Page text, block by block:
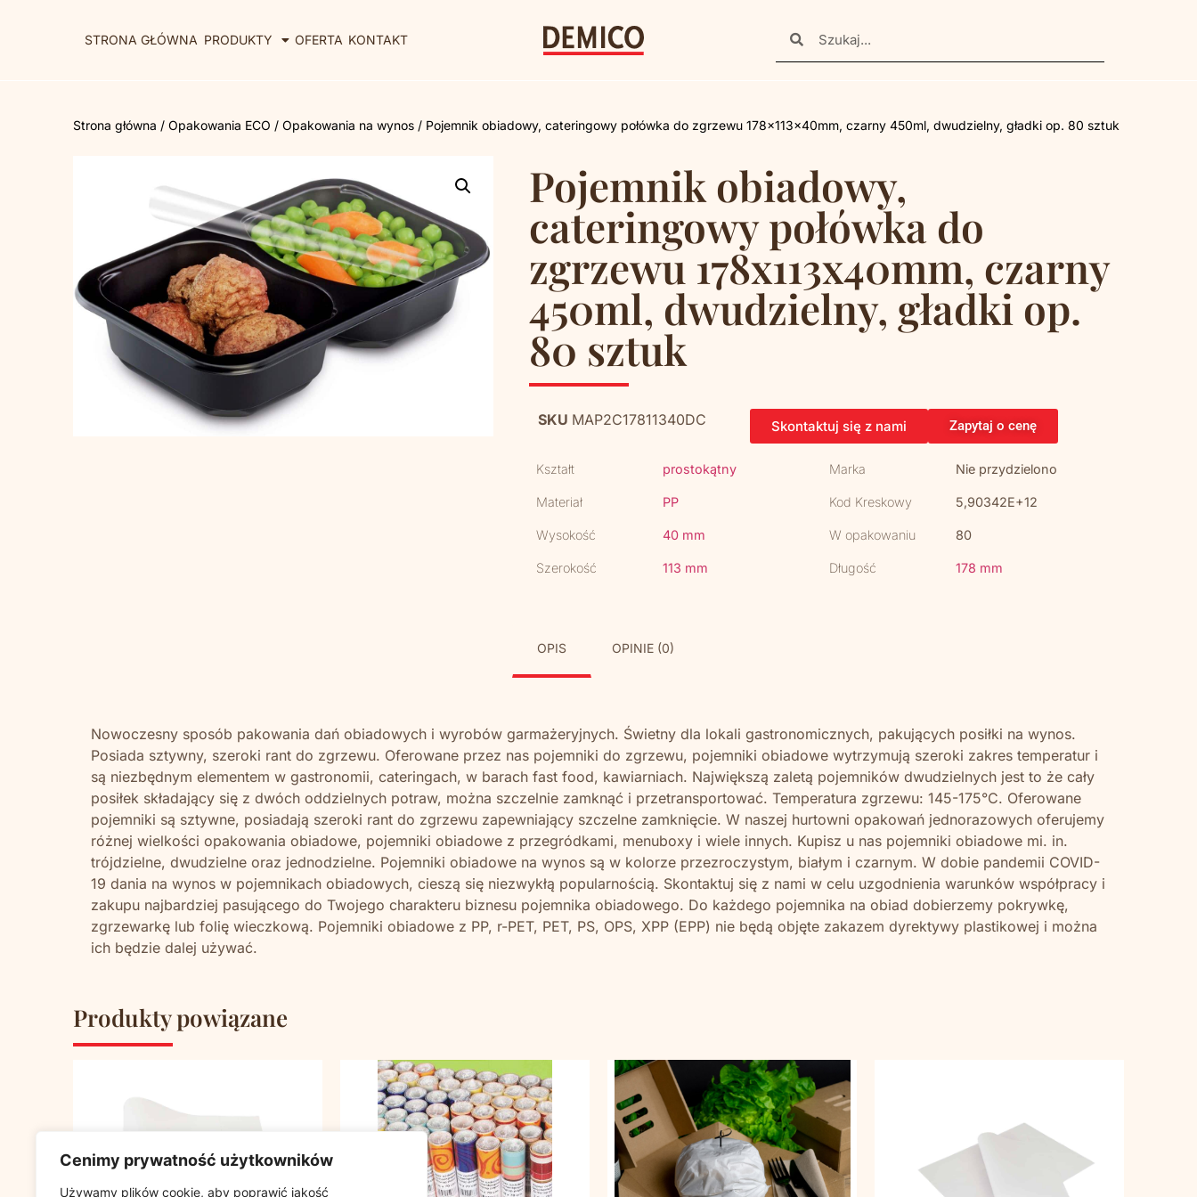
Cenimy prywatność użytkowników
Używamy plików cookie, aby poprawić jakość
STRONA GŁÓWNA PRODUKTY OFERTA KONTAKT
Strona główna / Opakowania ECO / Opakowania na wynos / Pojemnik obiadowy, cateringowy połówka do zgrzewu 178x113x40mm, czarny 450ml, dwudzielny, gładki op. 80 sztuk
Pojemnik obiadowy,
cateringowy połówka do
zgrzewu 178x113x40mm, czarny
450ml, dwudzielny, gładki op.
80 sztuk
SKU MAP2C17811340DC Skontaktuj się z nami Zapytaj o cenę
Kształt prostokątny Marka Nie przydzielono
Materiał PP Kod Kreskowy 5,90342E+12
Wysokość 40 mm W opakowaniu 80
Szerokość 113 mm Długość 178 mm
OPIS OPINIE (0)
Nowoczesny sposób pakowania dań obiadowych i wyrobów garmażeryjnych. Świetny dla lokali gastronomicznych, pakujących posiłki na wynos.
Posiada sztywny, szeroki rant do zgrzewu. Oferowane przez nas pojemniki do zgrzewu, pojemniki obiadowe wytrzymują szeroki zakres temperatur i
są niezbędnym elementem w gastronomii, cateringach, w barach fast food, kawiarniach. Największą zaletą pojemników dwudzielnych jest to że cały
posiłek składający się z dwóch oddzielnych potraw, można szczelnie zamknąć i przetransportować. Temperatura zgrzewu: 145-175°C. Oferowane
pojemniki są sztywne, posiadają szeroki rant do zgrzewu zapewniający szczelne zamknięcie. W naszej hurtowni opakowań jednorazowych oferujemy
różnej wielkości opakowania obiadowe, pojemniki obiadowe z przegródkami, menuboxy i wiele innych. Kupisz u nas pojemniki obiadowe mi. in.
trójdzielne, dwudzielne oraz jednodzielne. Pojemniki obiadowe na wynos są w kolorze przezroczystym, białym i czarnym. W dobie pandemii COVID-
19 dania na wynos w pojemnikach obiadowych, cieszą się niezwykłą popularnością. Skontaktuj się z nami w celu uzgodnienia warunków współpracy i
zakupu najbardziej pasującego do Twojego charakteru biznesu pojemnika obiadowego. Do każdego pojemnika na obiad dobierzemy pokrywkę,
zgrzewarkę lub folię wieczkową. Pojemniki obiadowe z PP, r-PET, PET, PS, OPS, XPP (EPP) nie będą objęte zakazem dyrektywy plastikowej i można
ich będzie dalej używać.
Produkty powiązane